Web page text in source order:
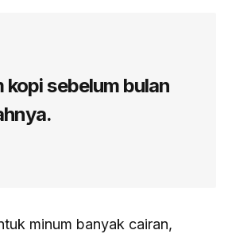
kopi sebelum bulan
minum banyak cairan,